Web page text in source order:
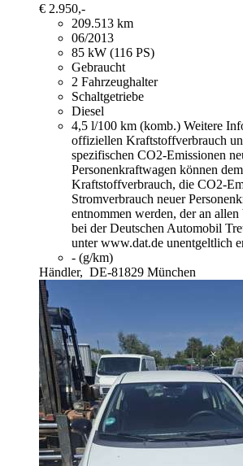
€ 2.950,-
209.513 km
06/2013
85 kW (116 PS)
Gebraucht
2 Fahrzeughalter
Schaltgetriebe
Diesel
4,5 l/100 km (komb.) Weitere
offiziellen Kraftstoffverbrauch
spezifischen CO2-Emissionen
Personenkraftwagen können
Kraftstoffverbrauch, die CO2-
Stromverbrauch neuer
entnommen werden, der an
bei der Deutschen Automobil
unter www.dat.de unentgeltlich
- (g/km)
Händler, DE-81829 München